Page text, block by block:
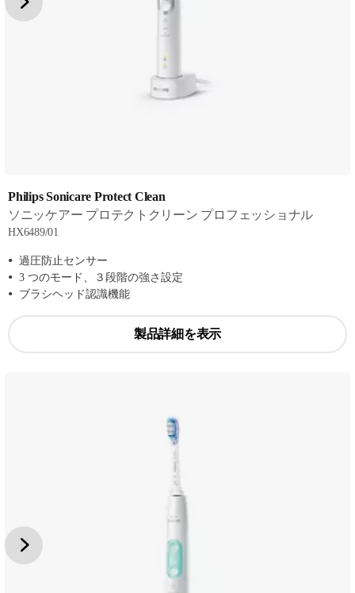
Philips Sonicare Protect Clean
ソニッケアー プロテクトクリーン プロフェッショナル
HX6489/01
過圧防止センサー
3 つのモード、３段階の強さ設定
ブラシヘッド認識機能
製品詳細を表示